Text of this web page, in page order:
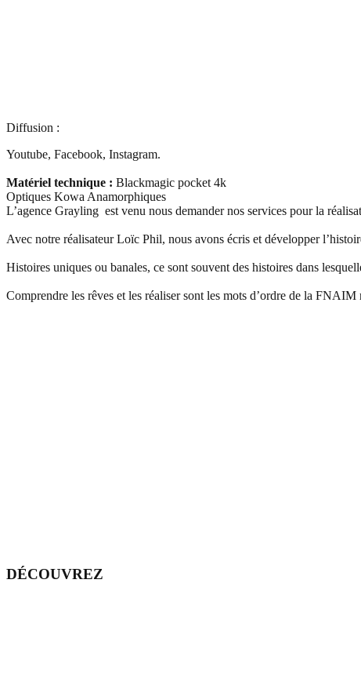
Diffusion :
Youtube, Facebook, Instagram.
Matériel technique : Blackmagic pocket 4k
Optiques Kowa Anamorphiques
L’agence Grayling est venu nous demander nos services pour la
Avec notre réalisateur Loïc Phil, nous avons écris et développer
Histoires uniques ou banales, ce sont souvent des histoires dans
Comprendre les rêves et les réaliser sont les mots d’ordre de la
DÉCOUVREZ